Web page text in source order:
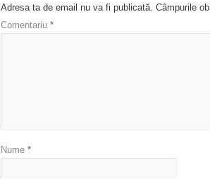
Adresa ta de email nu va fi publicată. Câmpurile
Comentariu *
Nume *